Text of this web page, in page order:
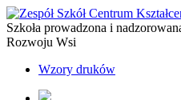
Szkoła prowadzona i
Rozwoju Wsi
Wzory druków